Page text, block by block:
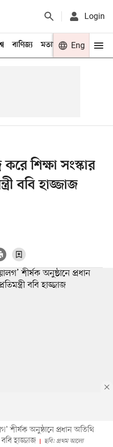
Login
বাণিজ্য মতামত খেলা
Eng
করে শিক্ষা সংস্কার
ববি হাজ্জাজ
শীর্ষক অনুষ্ঠানে প্রধান অতিথি
ববি হাজ্জাজ
ছবি: প্রথম আলো